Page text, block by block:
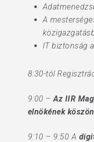
A
IT biztonság
8:30-tól
9:00 –Az IIR
elnökének
9:10 – 9:50 A